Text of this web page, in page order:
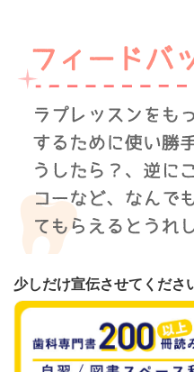
少しだけ宣伝させてくださ